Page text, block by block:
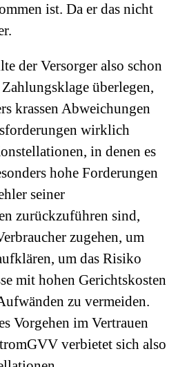
ist. Da er das nicht
der Versorger also schon
überlegen,
krassen Abweichungen
wirklich
in denen es
hohe Forderungen
seiner
zurückzuführen sind,
zugehen, um
um das Risiko
mit hohen Gerichtskosten
zu vermeiden.
Vorgehen im Vertrauen
verbietet sich also